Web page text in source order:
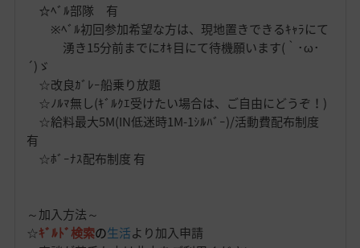
☆ﾍﾞﾙ部隊 有
※ﾍﾞﾙ初回参加希望な方は、現地置きできるｷｬﾗにて
湧き15分前までにｵｷ目にて待機願います(｀･ω･
´)ゞ
☆改良ｶﾞﾚｰ船乗り放題
☆ﾉﾙﾏ無し(ｷﾞﾙｸｴ受けたい場合は、ご自由にどうぞ！)
☆給料最大5M(IN低迷時1M-1ｼﾙﾊﾞｰ)/活動費配布制度
有
☆ﾎﾞｰﾅｽ配布制度 有
～加入方法～
☆ｷﾞﾙﾄﾞ検索の生活より加入申請